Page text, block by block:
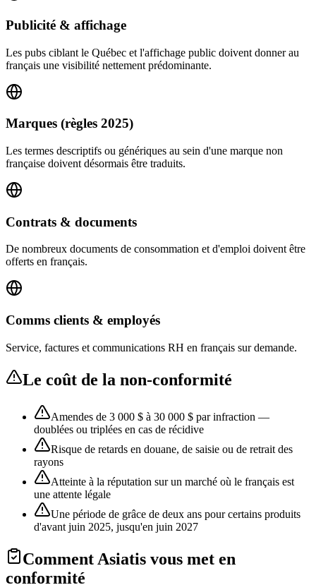
Publicité & affichage
Les pubs ciblant le Québec et l'affichage public doivent donner au
français une visibilité nettement prédominante.
Marques (règles 2025)
Les termes descriptifs ou génériques au sein d'une marque non
française doivent désormais être traduits.
Contrats & documents
De nombreux documents de consommation et d'emploi doivent être
offerts en français.
Comms clients & employés
Service, factures et communications RH en français sur demande.
Le coût de la non-conformité
Amendes de 3 000 $ à 30 000 $ par infraction —
doublées ou triplées en cas de récidive
Risque de retards en douane, de saisie ou de retrait des
rayons
Atteinte à la réputation sur un marché où le français est
une attente légale
Une période de grâce de deux ans pour certains produits
d'avant juin 2025, jusqu'en juin 2027
Comment Asiatis vous met en
conformité